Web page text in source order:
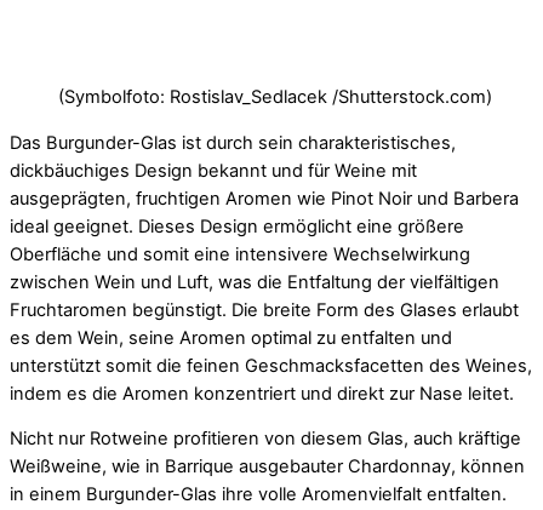
(Symbolfoto: Rostislav_Sedlacek /Shutterstock.com)
Das Burgunder-Glas ist durch sein charakteristisches,
dickbäuchiges Design bekannt und für Weine mit
ausgeprägten, fruchtigen Aromen wie Pinot Noir und Barbera
ideal geeignet. Dieses Design ermöglicht eine größere
Oberfläche und somit eine intensivere Wechselwirkung
zwischen Wein und Luft, was die Entfaltung der vielfältigen
Fruchtaromen begünstigt. Die breite Form des Glases erlaubt
es dem Wein, seine Aromen optimal zu entfalten und
unterstützt somit die feinen Geschmacksfacetten des Weines,
indem es die Aromen konzentriert und direkt zur Nase leitet.
Nicht nur Rotweine profitieren von diesem Glas, auch kräftige
Weißweine, wie in Barrique ausgebauter Chardonnay, können
in einem Burgunder-Glas ihre volle Aromenvielfalt entfalten.